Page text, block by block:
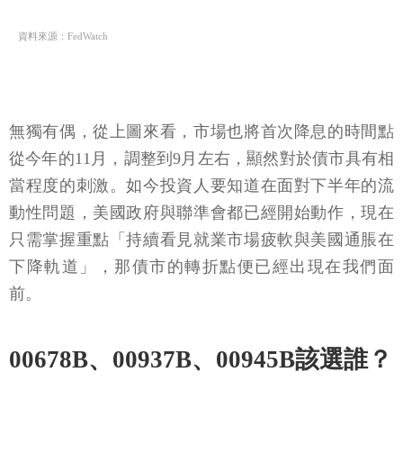
資料來源：FedWatch
無獨有偶，從上圖來看，市場也將首次降息的時間點
從今年的11月，調整到9月左右，顯然對於債市具有相
當程度的刺激。如今投資人要知道在面對下半年的流
動性問題，美國政府與聯準會都已經開始動作，現在
只需掌握重點「持續看見就業市場疲軟與美國通脹在
下降軌道」，那債市的轉折點便已經出現在我們面
前。
00678B、00937B、00945B該選誰？